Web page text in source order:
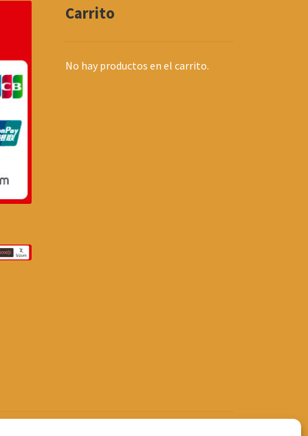
Carrito
No hay productos en el carrito.